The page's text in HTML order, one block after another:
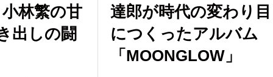
林繁の甘
出しの闘
達郎が時代の変わり目
につくったアルバム
「MOONGLOW」